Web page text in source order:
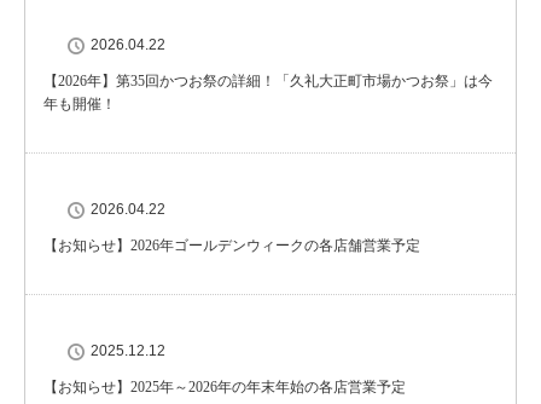
2026.04.22
【2026年】第35回かつお祭の詳細！「久礼大正町市場かつお祭」は今
年も開催！
2026.04.22
【お知らせ】2026年ゴールデンウィークの各店舗営業予定
2025.12.12
【お知らせ】2025年～2026年の年末年始の各店営業予定